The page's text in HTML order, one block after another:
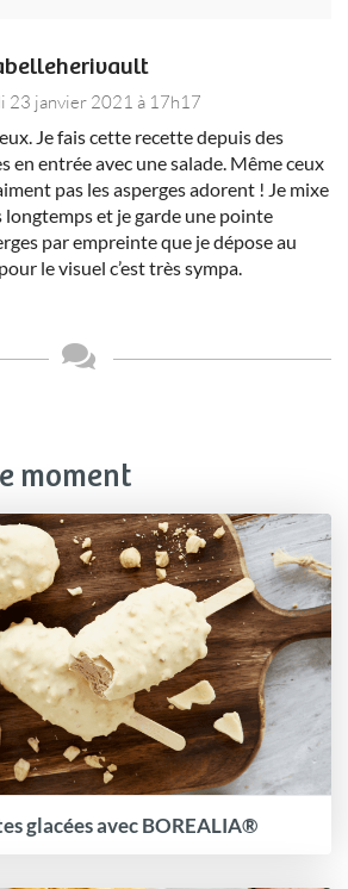
23 janvier 2021 à 17h17
Je fais cette recette depuis des
en entrée avec une salade. Même ceux
pas les asperges adorent ! Je mixe
longtemps et je garde une pointe
par empreinte que je dépose au
le visuel c’est très sympa.
moment
glacées avec BOREALIA®